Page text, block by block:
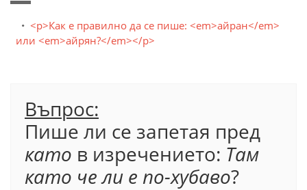
<p>Как е правилно да се пише: <em>айран</em>
или <em>айрян?</em></p>
Въпрос:
Пише ли се запетая пред
като в изречението: Там
като че ли е по-хубаво?